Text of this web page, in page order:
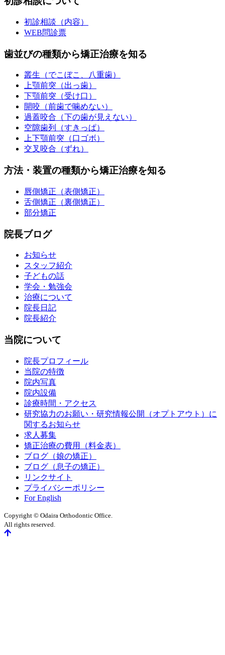
初診相談（内容）
WEB問診票
歯並びの種類から矯正治療を知る
叢生（でこぼこ、八重歯）
上顎前突（出っ歯）
下顎前突（受け口）
開咬（前歯で噛めない）
過蓋咬合（下の歯が見えない）
空隙歯列（すきっぱ）
上下顎前突（口ゴボ）
交叉咬合（ずれ）
方法・装置の種類から矯正治療を知る
唇側矯正（表側矯正）
舌側矯正（裏側矯正）
部分矯正
院長ブログ
お知らせ
スタッフ紹介
子どもの話
学会・勉強会
治療について
院長日記
院長紹介
当院について
院長プロフィール
当院の特徴
院内写真
院内設備
診療時間・アクセス
研究協力のお願い・研究情報公開（オプトアウト）に
関するお知らせ
求人募集
矯正治療の費用（料金表）
ブログ（娘の矯正）
ブログ（息子の矯正）
リンクサイト
プライバシーポリシー
For English
Copyright © Odaira Orthodontic Office.
All rights reserved.